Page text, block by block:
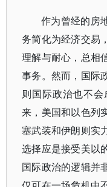
作为曾经的房
务简化为经济交易
理解与耐心，总相
事务。然而，国际
则国际政治也不
来，美国和以色列
塞武装和伊朗则实
选择应是接受美以
国际政治的逻辑